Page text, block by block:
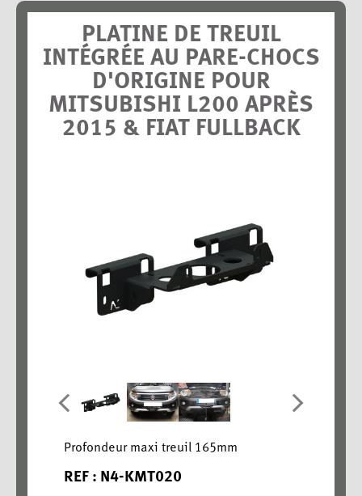
PLATINE DE TREUIL
INTÉGRÉE AU PARE-CHOCS
D'ORIGINE POUR
MITSUBISHI L200 APRÈS
2015 & FIAT FULLBACK
Profondeur maxi treuil 165mm
REF : N4-KMT020